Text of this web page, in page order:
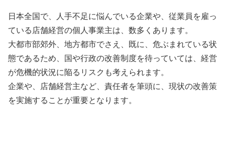
日本全国で、人手不足に悩んでいる企業や、従業員を雇っ
ている店舗経営の個人事業主は、数多くあります。
大都市部郊外、地方都市でさえ、既に、危ぶまれている状
態であるため、国や行政の改善制度を待っていては、経営
が危機的状況に陥るリスクも考えられます。
企業や、店舗経営主など、責任者を筆頭に、現状の改善策
を実施することが重要となります。